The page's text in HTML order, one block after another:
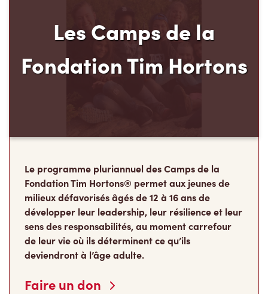
Les Camps de la
Fondation Tim Hortons
Le programme pluriannuel des Camps de la
Fondation Tim Hortons® permet aux jeunes de
milieux défavorisés âgés de 12 à 16 ans de
développer leur leadership, leur résilience et leur
sens des responsabilités, au moment carrefour
de leur vie où ils déterminent ce qu’ils
deviendront à l’âge adulte.
Faire un don